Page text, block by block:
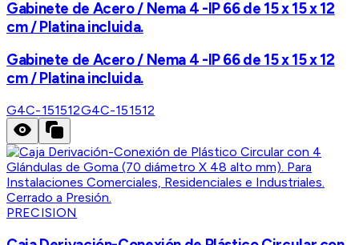
Gabinete de Acero / Nema 4 -IP 66 de 15 x 15 x 12
cm / Platina incluida.
Gabinete de Acero / Nema 4 -IP 66 de 15 x 15 x 12
cm / Platina incluida.
G4C-151512G4C-151512
PRECISION